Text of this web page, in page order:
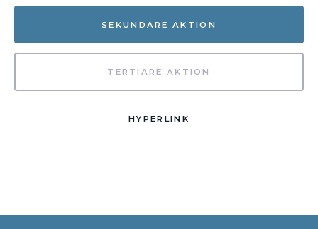
SEKUNDÄRE AKTION
TERTIÄRE AKTION
HYPERLINK